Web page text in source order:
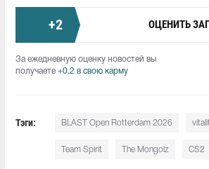
+2 ОЦЕНИТЬ
За ежедневную оценку новостей вы
получаете +0.2 в свою карму
Тэги: BLAST Open Rotterdam 2026
Team Spirit The Mongolz CS2